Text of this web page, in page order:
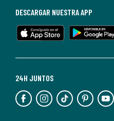
24H JUNTOS
DESCARGAR NUESTRA APP